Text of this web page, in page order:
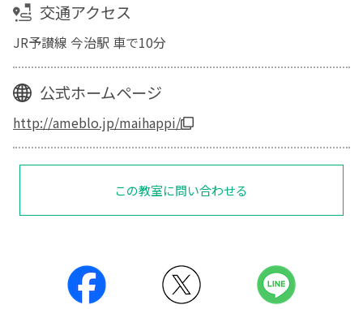
交通アクセス
JR予讃線 今治駅 車で10分
公式ホームページ
http://ameblo.jp/maihappi/
この教室に問い合わせる